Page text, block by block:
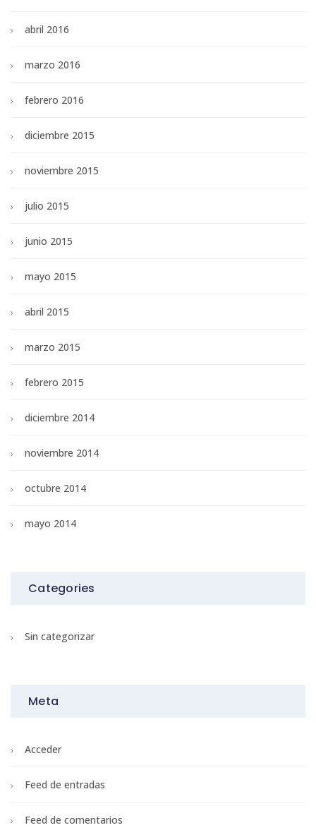
abril 2016
marzo 2016
febrero 2016
diciembre 2015
noviembre 2015
julio 2015
junio 2015
mayo 2015
abril 2015
marzo 2015
febrero 2015
diciembre 2014
noviembre 2014
octubre 2014
mayo 2014
Categories
Sin categorizar
Meta
Acceder
Feed de entradas
Feed de comentarios